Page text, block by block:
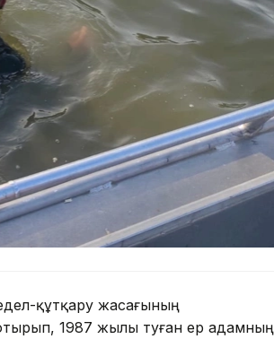
құтқару жасағының
1987 жылы туған ер адамның